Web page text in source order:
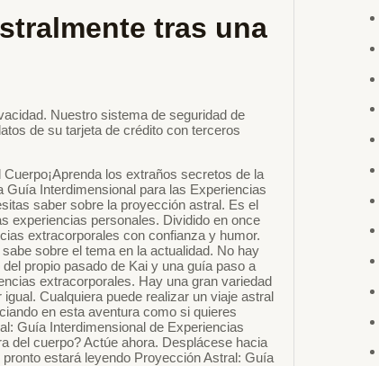
tras una
Nuestro sistema de seguridad de
de su tarjeta de crédito con terceros
los extraños secretos de la
Interdimensional para las Experiencias
saber sobre la proyección astral. Es el
experiencias personales. Dividido en once
extracorporales con confianza y humor.
sobre el tema en la actualidad. No hay
propio pasado de Kai y una guía paso a
extracorporales. Hay una gran variedad
Cualquiera puede realizar un viaje astral
en esta aventura como si quieres
Guía Interdimensional de Experiencias
del cuerpo? Actúe ahora. Desplácese hacia
estará leyendo Proyección Astral: Guía